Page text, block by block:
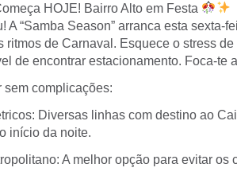
HOJE! Bairro Alto em Festa
A “Samba Season” arranca esta sexta-
ritmos de Carnaval. Esquece o stress
de encontrar estacionamento. Foca-te
complicações:
Diversas linhas com destino ao
início da noite.
A melhor opção para evitar os